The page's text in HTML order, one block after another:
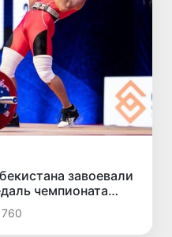
завоевали
чемпионата
760